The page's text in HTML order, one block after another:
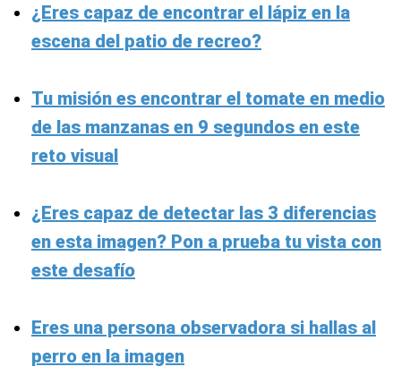
¿Eres capaz de encontrar el lápiz en la
escena del patio de recreo?
Tu misión es encontrar el tomate en medio
de las manzanas en 9 segundos en este
reto visual
¿Eres capaz de detectar las 3 diferencias
en esta imagen? Pon a prueba tu vista con
este desafío
Eres una persona observadora si hallas al
perro en la imagen